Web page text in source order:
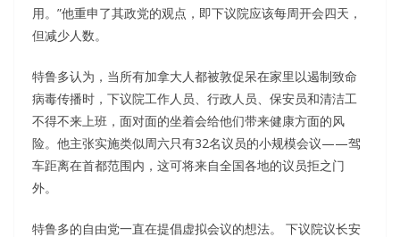
用。”他重申了其政党的观点，即下议院应该每周开会四天，
但减少人数。
特鲁多认为，当所有加拿大人都被敦促呆在家里以遏制致命
病毒传播时，下议院工作人员、行政人员、保安员和清洁工
不得不来上班，面对面的坐着会给他们带来健康方面的风
险。他主张实施类似周六只有32名议员的小规模会议——驾
车距离在首都范围内，这可将来自全国各地的议员拒之门
外。
特鲁多的自由党一直在提倡虚拟会议的想法。 下议院议长安